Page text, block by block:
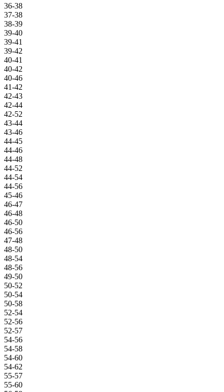
36-38
37-38
38-39
39-40
39-41
39-42
40-41
40-42
40-46
41-42
42-43
42-44
42-52
43-44
43-46
44-45
44-46
44-48
44-52
44-54
44-56
45-46
46-47
46-48
46-50
46-56
47-48
48-50
48-54
48-56
49-50
50-52
50-54
50-58
52-54
52-56
52-57
54-56
54-58
54-60
54-62
55-57
55-60